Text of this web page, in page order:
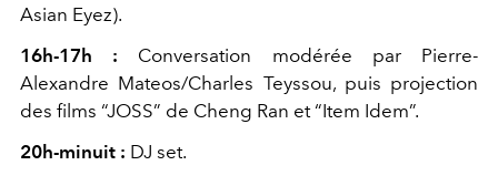
Asian Eyez).
16h-17h : Conversation modérée par Pierre-
Alexandre Mateos/Charles Teyssou, puis projection
des films “JOSS” de Cheng Ran et “Item Idem”.
20h-minuit : DJ set.